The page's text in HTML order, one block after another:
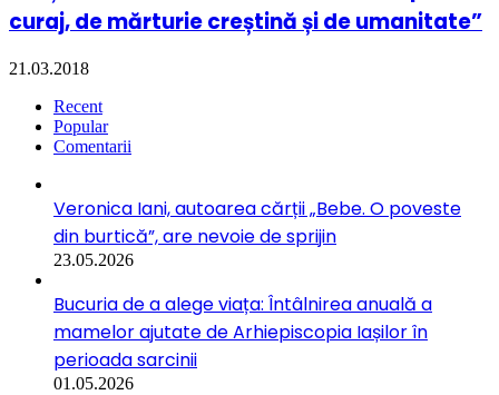
curaj, de mărturie creștină și de umanitate”
21.03.2018
Recent
Popular
Comentarii
Veronica Iani, autoarea cărții „Bebe. O poveste
din burtică”, are nevoie de sprijin
23.05.2026
Bucuria de a alege viața: Întâlnirea anuală a
mamelor ajutate de Arhiepiscopia Iașilor în
perioada sarcinii
01.05.2026